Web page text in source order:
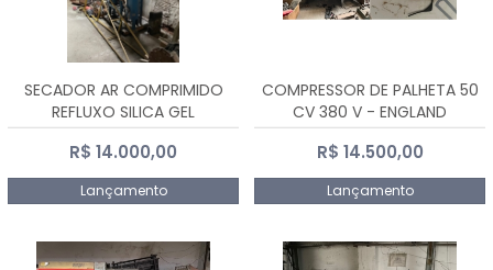
SECADOR AR COMPRIMIDO
REFLUXO SILICA GEL
R$ 14.000,00
Lançamento
COMPRESSOR DE PALHETA 50
CV 380 V - ENGLAND
R$ 14.500,00
Lançamento